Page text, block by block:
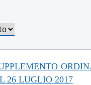
al 04/01/2018
al 31/12/2017
26 LUGLIO 2017